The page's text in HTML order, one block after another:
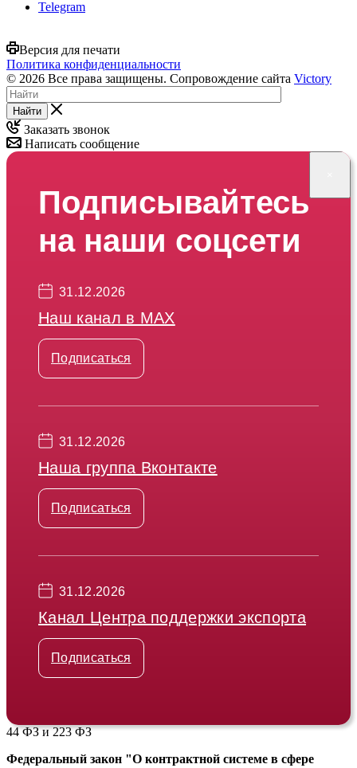
Telegram
Версия для печати
Политика конфиденциальности
© 2026 Все права защищены. Сопровождение сайта Victory
Найти
Заказать звонок
Написать сообщение
Подписывайтесь
на наши соцсети
31.12.2026
Наш канал в МАХ
Подписаться
31.12.2026
Наша группа Вконтакте
Подписаться
31.12.2026
Канал Центра поддержки экспорта
Подписаться
44 ФЗ и 223 ФЗ
Федеральный закон "О контрактной системе в сфере